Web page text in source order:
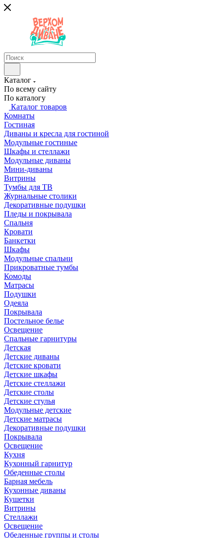
Каталог
По всему сайту
По каталогу
Каталог товаров
Комнаты
Гостиная
Диваны и кресла для гостиной
Модульные гостиные
Шкафы и стеллажи
Модульные диваны
Мини-диваны
Витрины
Тумбы для ТВ
Журнальные столики
Декоративные подушки
Пледы и покрывала
Спальня
Кровати
Банкетки
Шкафы
Модульные спальни
Прикроватные тумбы
Комоды
Матрасы
Подушки
Одеяла
Покрывала
Постельное белье
Освещение
Спальные гарнитуры
Детская
Детские диваны
Детские кровати
Детские шкафы
Детские стеллажи
Детские столы
Детские стулья
Модульные детские
Детские матрасы
Декоративные подушки
Покрывала
Освещение
Кухня
Кухонный гарнитур
Обеденные столы
Барная мебель
Кухонные диваны
Кушетки
Витрины
Стеллажи
Освещение
Обеденные группы и столы